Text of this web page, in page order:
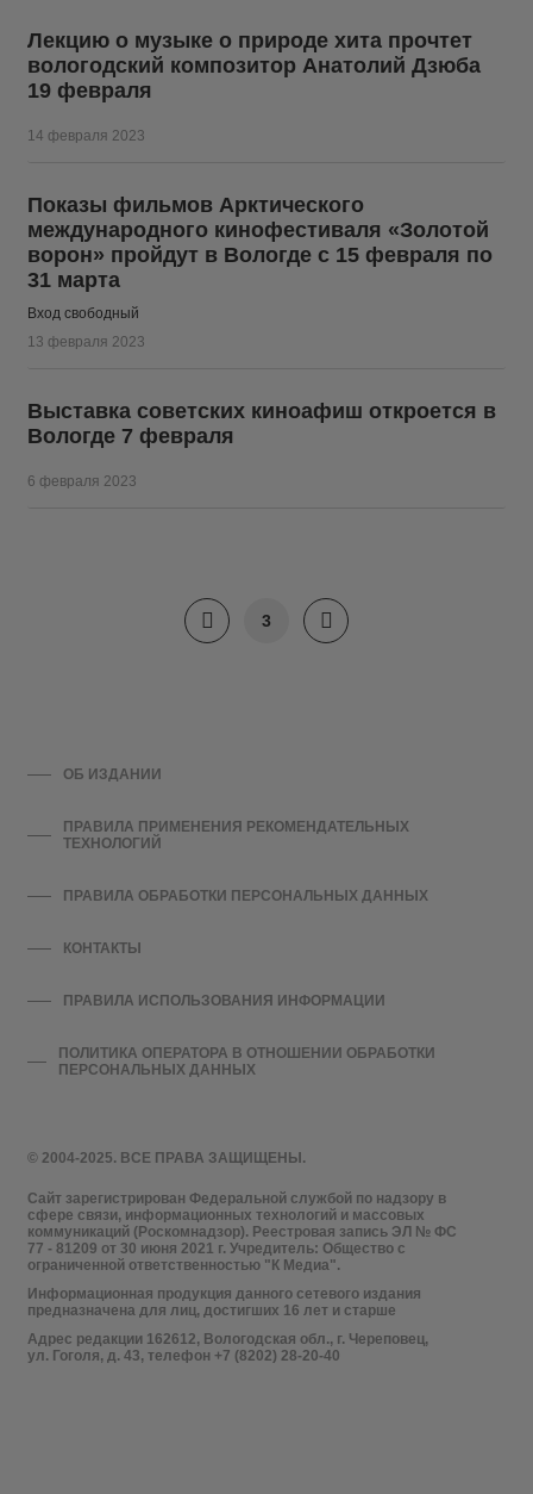
Лекцию о музыке о природе хита прочтет
вологодский композитор Анатолий Дзюба
19 февраля
14 февраля 2023
Показы фильмов Арктического
международного кинофестиваля «Золотой
ворон» пройдут в Вологде с 15 февраля по
31 марта
Вход свободный
13 февраля 2023
Выставка советских киноафиш откроется в
Вологде 7 февраля
6 февраля 2023
3
© 2004-2025. ВСЕ ПРАВА ЗАЩИЩЕНЫ.
Сайт зарегистрирован Федеральной службой по надзору в
сфере связи, информационных технологий и массовых
коммуникаций (Роскомнадзор). Реестровая запись ЭЛ № ФС
77 - 81209 от 30 июня 2021 г. Учредитель: Общество с
ограниченной ответственностью "К Медиа".
Информационная продукция данного сетевого издания
предназначена для лиц, достигших 16 лет и старше
Адрес редакции 162612, Вологодская обл., г. Череповец,
ул. Гоголя, д. 43, телефон +7 (8202) 28-20-40
ОБ ИЗДАНИИ
ПРАВИЛА ПРИМЕНЕНИЯ РЕКОМЕНДАТЕЛЬНЫХ
ТЕХНОЛОГИЙ
ПРАВИЛА ОБРАБОТКИ ПЕРСОНАЛЬНЫХ ДАННЫХ
КОНТАКТЫ
ПРАВИЛА ИСПОЛЬЗОВАНИЯ ИНФОРМАЦИИ
ПОЛИТИКА ОПЕРАТОРА В ОТНОШЕНИИ ОБРАБОТКИ
ПЕРСОНАЛЬНЫХ ДАННЫХ